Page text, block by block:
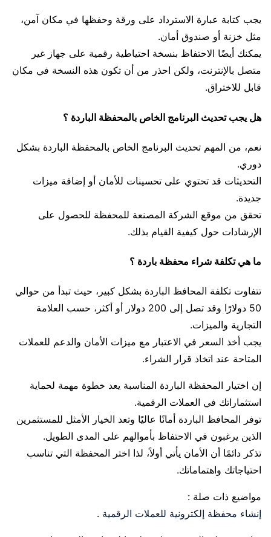
يجب كتابة عبارة الاسترداد على ورقة وحفظها في مكان آمن،
مثل خزنة أو صندوق أمان.
يمكنك أيضًا الاحتفاظ بنسخة احتياطية رقمية على جهاز غير
متصل بالإنترنت، ولكن احذر من أن تكون هذه النسخة في مكان
قابل للاختراق.
هل يجب تحديث البرنامج الخاص بالمحفظة الباردة ؟
نعم، من المهم تحديث البرنامج الخاص بالمحفظة الباردة بشكل
دوري.
التحديثات قد تحتوي على تحسينات للأمان أو إضافة ميزات
جديدة.
تحقق من موقع الشركة المصنعة للمحفظة للحصول على
الإرشادات حول كيفية القيام بذلك.
ما هي تكلفة شراء محفظة باردة ؟
تتفاوت تكلفة المحافظ الباردة بشكل كبير، حيث تبدأ من حوالي
50 دولارًا وقد تصل إلى 200 دولار أو أكثر، حسب العلامة
التجارية والميزات.
يجب أخذ السعر في الاعتبار مع ميزات الأمان والدعم للعملات
المتاحة عند اتخاذ قرار الشراء.
إن اختيار المحفظة الباردة المناسبة يعد خطوة مهمة لحماية
استثماراتك في العملات الرقمية.
توفر المحافظ الباردة أمانًا عاليًا وتعد الخيار الأمثل للمستثمرين
الذين يرغبون في الاحتفاظ بأموالهم على المدى الطويل.
تذكر دائمًا أن الأمان يأتي أولاً، لذا اختر المحفظة التي تناسب
احتياجاتك واهتماماتك.
مواضيع ذات صلة :
إنشاء محفظة إلكترونية للعملات الرقمية .